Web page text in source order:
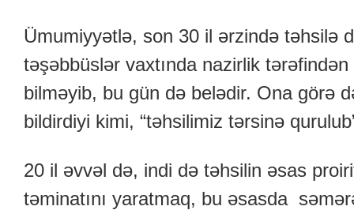
Ümumiyyətlə, son 30 il ərzində təhsilə
təşəbbüslər vaxtında nazirlik
bilməyib, bu gün də belədir. Ona görə
bildirdiyi kimi, “təhsilimiz tərsinə
20 il əvvəl də, indi də təhsilin əsas
təminatını yaratmaq, bu əsasda